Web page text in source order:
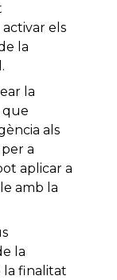
els
la
la
que
als
a
aplicar a
amb la
la
la finalitat